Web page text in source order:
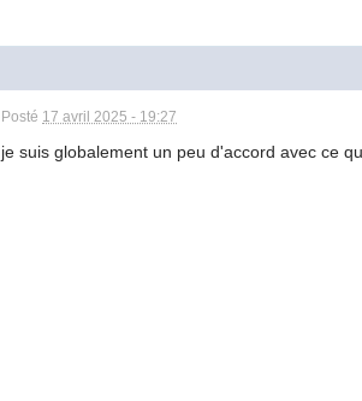
Posté 17 avril 2025 - 19:27
je suis globalement un peu d'accord avec ce